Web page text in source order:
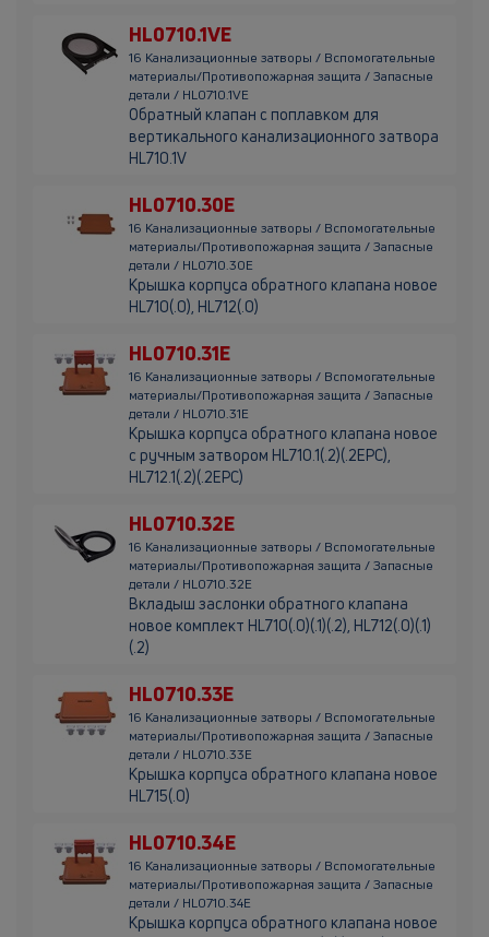
HL0710.1VE
16 Канализационные затворы / Вспомогательные
материалы/Противопожарная защита / Запасные
детали / HL0710.1VE
Обратный клапан с поплавком для
вертикального канализационного затвора
HL710.1V
HL0710.30E
16 Канализационные затворы / Вспомогательные
материалы/Противопожарная защита / Запасные
детали / HL0710.30E
Крышка корпуса обратного клапана новое
HL710(.0), HL712(.0)
HL0710.31E
16 Канализационные затворы / Вспомогательные
материалы/Противопожарная защита / Запасные
детали / HL0710.31E
Крышка корпуса обратного клапана новое
с ручным затвором HL710.1(.2)(.2EPC),
HL712.1(.2)(.2EPC)
HL0710.32E
16 Канализационные затворы / Вспомогательные
материалы/Противопожарная защита / Запасные
детали / HL0710.32E
Вкладыш заслонки обратного клапана
новое комплект HL710(.0)(.1)(.2), HL712(.0)(.1)
(.2)
HL0710.33E
16 Канализационные затворы / Вспомогательные
материалы/Противопожарная защита / Запасные
детали / HL0710.33E
Крышка корпуса обратного клапана новое
HL715(.0)
HL0710.34E
16 Канализационные затворы / Вспомогательные
материалы/Противопожарная защита / Запасные
детали / HL0710.34E
Крышка корпуса обратного клапана новое